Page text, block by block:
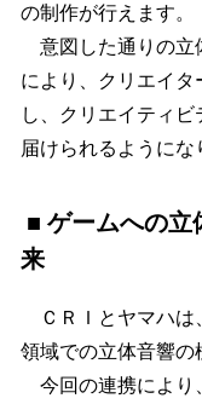
の制作が行えます。
意図した通りの立
により、クリエイ
し、クリエイティ
届けられるようにな
■ ゲームへの立
来
ＣＲＩとヤマハは
領域での立体音響の
今回の連携により